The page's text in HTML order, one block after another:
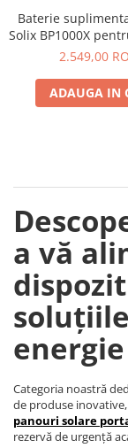
Telemetre
Termometre
Multimetre de
Accesorii
Baterie
Solix BP1000X
alimentare2.549,00
ADAUGA IN
a vă
Categoria noastră
de produse
panouri solare
rezervă de urgență